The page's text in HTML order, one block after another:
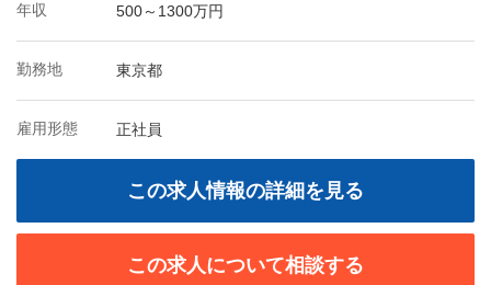
年収 500～1300万円
勤務地 東京都
雇用形態 正社員
この求人情報の詳細を見る
この求人について相談する